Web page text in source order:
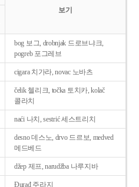
보기
bog 보그, drobnjak 드로브냐크,
pogreb 포그레브
cigara 치가라, novac 노바츠
čelik 첼리크, točka 토치카, kolač
콜라치
naći 나치, sestrić 세스트리치
desno 데스노, drvo 드르보, medved
메드베드
džep 제프, narudžba 나루지바
Ðurađ 주라지